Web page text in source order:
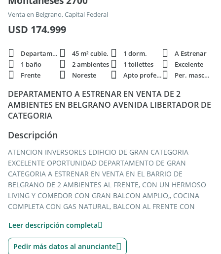
Venta en Belgrano, Capital Federal
USD 174.999
Departamento 45 m² cubie. 1 dorm.
A Estrenar
1 baño
2 ambientes 1 toilettes
Excelente
Frente
Noreste Apto profesi. Per. mascota
DEPARTAMENTO A ESTRENAR EN VENTA DE 2
AMBIENTES EN BELGRANO AVENIDA LIBERTADOR DE
CATEGORIA
Descripción
ATENCION INVERSORES EDIFICIO DE GRAN CATEGORIA
EXCELENTE OPORTUNIDAD DEPARTAMENTO DE GRAN
CATEGORIA A ESTRENAR EN VENTA EN EL BARRIO DE
BELGRANO DE 2 AMBIENTES AL FRENTE, CON UN HERMOSO
LIVING Y COMEDOR CON GRAN BALCON AMPLIO,, COCINA
COMPLETA CON GAS NATURAL, BALCON AL FRENTE CON
COMPLETO CON PLACARES E INTERIORES,, TODO CON LOS
MEJORES DETALLES DE CALIDAD PARA UN EDIFICIO DE GRAN
CATEGORIA PARA GENTE EXQUISITA DE LA ZONA,
Leer descripción completa
Pedir más datos al anunciante